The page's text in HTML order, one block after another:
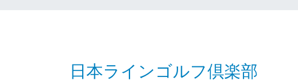
日本ラインゴルフ倶楽部